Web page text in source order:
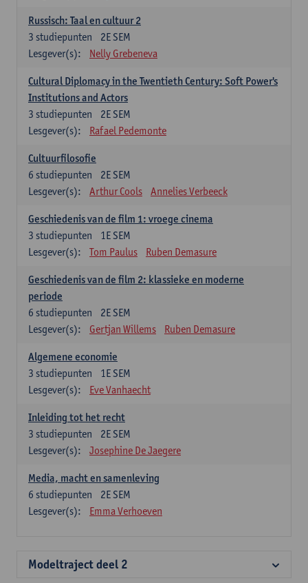
Russisch: Taal en cultuur 2
2E SEM
3 studiepunten
Lesgever(s):
Nelly Grebeneva
Cultural Diplomacy in the Twentieth Century: Soft Power's
Institutions and Actors
2E SEM
3 studiepunten
Lesgever(s):
Rafael Pedemonte
Cultuurfilosofie
2E SEM
6 studiepunten
Lesgever(s):
Arthur Cools Annelies Verbeeck
Geschiedenis van de film 1: vroege cinema
1E SEM
3 studiepunten
Lesgever(s):
Tom Paulus Ruben Demasure
Geschiedenis van de film 2: klassieke en moderne
periode
2E SEM
6 studiepunten
Lesgever(s):
Gertjan Willems Ruben Demasure
Algemene economie
1E SEM
3 studiepunten
Lesgever(s):
Eve Vanhaecht
Inleiding tot het recht
2E SEM
3 studiepunten
Lesgever(s):
Josephine De Jaegere
Media, macht en samenleving
2E SEM
6 studiepunten
Lesgever(s):
Emma Verhoeven
Modeltraject deel 2